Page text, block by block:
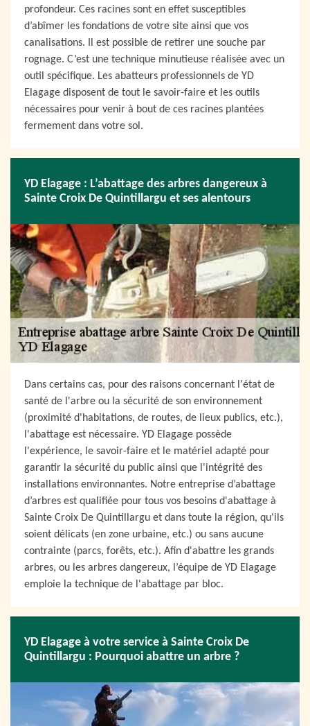
profondeur. Ces racines sont en effet susceptibles
d’abîmer les fondations de votre site ainsi que vos
canalisations. Il est possible de retirer une souche par
rognage. C’est une technique minutieuse réalisée avec un
outil spécifique. Les abatteurs professionnels de YD
Elagage disposent de tout le savoir-faire et les outils
nécessaires pour venir à bout de ces racines plantées
fermement dans votre sol.
YD Elagage : L’abattage des arbres dangereux à
Sainte Croix De Quintillargu et ses alentours
Dans certains cas, pour des raisons concernant l'état de
santé de l'arbre ou la sécurité de son environnement
(proximité d'habitations, de routes, de lieux publics, etc.),
l'abattage est nécessaire. YD Elagage possède
l'expérience, le savoir-faire et le matériel adapté pour
garantir la sécurité du public ainsi que l'intégrité des
installations environnantes. Notre entreprise d’abattage
d’arbres est qualifiée pour tous vos besoins d'abattage à
Sainte Croix De Quintillargu et dans toute la région, qu'ils
soient délicats (en zone urbaine, etc.) ou sans aucune
contrainte (parcs, forêts, etc.). Afin d'abattre les grands
arbres, ou les arbres dangereux, l’équipe de YD Elagage
emploie la technique de l'abattage par bloc.
YD Elagage à votre service à Sainte Croix De
Quintillargu : Pourquoi abattre un arbre ?